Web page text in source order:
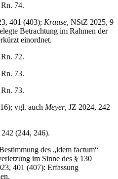
74.
401 (403); Krause, NStZ 2025, 9
Betrachtung im Rahmen der
einordnet.
72.
73.
73.
vgl. auch Meyer, JZ 2024, 242
(244, 246).
des „idem factum“
im Sinne des § 130
401 (407): Erfassung